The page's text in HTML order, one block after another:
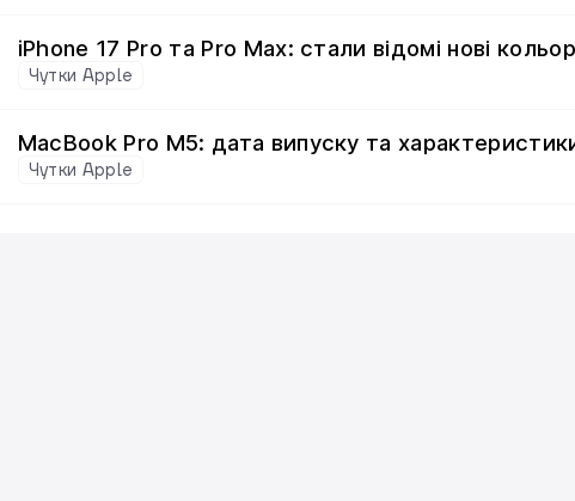
iPhone 17 Pro та Pro Max: стали відомі нові
Чутки Apple
MacBook Pro M5: дата випуску та
Чутки Apple